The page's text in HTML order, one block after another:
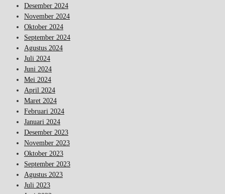
Desember 2024
November 2024
Oktober 2024
September 2024
Agustus 2024
Juli 2024
Juni 2024
Mei 2024
April 2024
Maret 2024
Februari 2024
Januari 2024
Desember 2023
November 2023
Oktober 2023
September 2023
Agustus 2023
Juli 2023